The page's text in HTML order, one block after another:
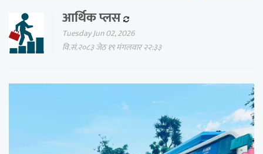
आर्थिक प्लस
Tuesday Jun 02, 2026
वि.सं.२०८३ जेठ १९ मंगलवार २२:३३